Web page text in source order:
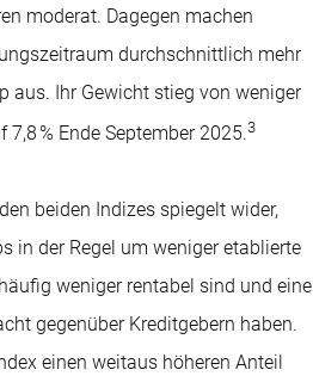
moderat. Dagegen machen
durchschnittlich mehr
aus. Ihr Gewicht stieg von weniger
% Ende September 2025.3
beiden Indizes spiegelt wider,
in der Regel um weniger etablierte
weniger rentabel sind und eine
gegenüber Kreditgebern haben.
einen weitaus höheren Anteil